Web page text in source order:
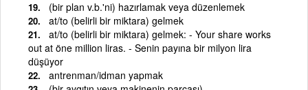
(bir plan v.b.'ni) hazırlamak veya düzenlemek
at/to (belirli bir miktara) gelmek
at/to (belirli bir miktara) gelmek: - Your share works
out at öne million liras. - Senin payına bir milyon lira
düşüyor
antrenman/idman yapmak